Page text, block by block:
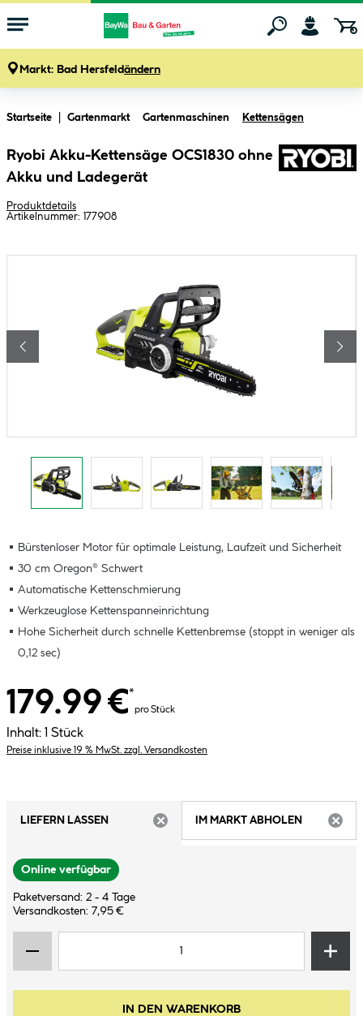
Markt: Bad Hersfeldändern
Startseite Gartenmarkt Gartenmaschinen Kettensägen
Ryobi Akku-Kettensäge OCS1830 ohne
Akku und Ladegerät
Produktdetails
Artikelnummer: 177908
Bürstenloser Motor für optimale Leistung, Laufzeit und Sicherheit
30 cm Oregon® Schwert
Automatische Kettenschmierung
Werkzeuglose Kettenspanneinrichtung
Hohe Sicherheit durch schnelle Kettenbremse (stoppt in weniger als
0,12 sec)
179.99 €*
pro Stück
Inhalt: 1 Stück
Preise inklusive 19 % MwSt. zzgl. Versandkosten
LIEFERN LASSEN
IM MARKT ABHOLEN
Online verfügbar
Paketversand: 2 - 4 Tage
Versandkosten: 7,95 €
IN DEN WARENKORB